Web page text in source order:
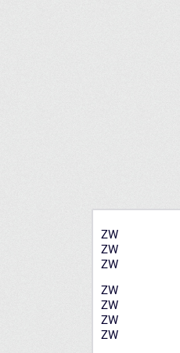
ZW
ZW
ZW
ZW
ZW
ZW
ZW